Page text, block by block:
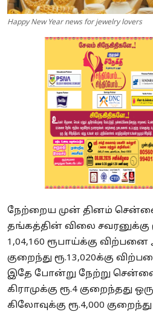
Happy New Year news for jewelry lovers
நேற்றைய முன் தினம்
தங்கத்தின் விலை சவரனுக்கு
1,04,160 ரூபாய்க்கு விற்பனை
குறைந்து ரூ.13,020க்கு
இதே போன்று நேற்று
கிராமுக்கு ரூ.4 குறைந்தது
கிலோவுக்கு ரூ.4,000